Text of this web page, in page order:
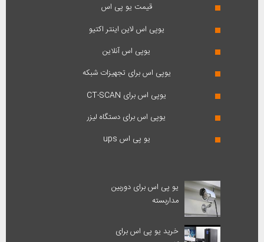
قیمت یو پی اس
یوپی اس لاین اینتر اکتیو
یوپی اس آنلاین
یوپی اس برای تجهیزات شبکه
یوپی اس برای CT-SCAN
یوپی اس برای دستگاه لیزر
یو پی اس ups
یو پی اس برای دوربین
مداربسته
خرید یو پی اس برای